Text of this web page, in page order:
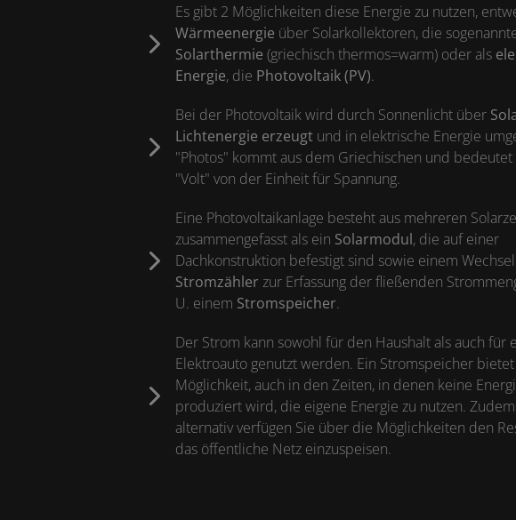
Es gibt 2 Möglichkeiten diese Energie zu nutzen,
Wärmeenergie über Solarkollektoren, die
Solarthermie (griechisch thermos=warm) oder als
Energie, die Photovoltaik (PV).
Bei der Photovoltaik wird durch Sonnenlicht über
Lichtenergie erzeugt und in elektrische Energie
"Photos" kommt aus dem Griechischen und bedeutet
"Volt" von der Einheit für Spannung.
Eine Photovoltaikanlage besteht aus mehreren
zusammengefasst als ein Solarmodul, die auf einer
Dachkonstruktion befestigt sind sowie einem
Stromzähler zur Erfassung der fließenden
U. einem Stromspeicher.
Der Strom kann sowohl für den Haushalt als auch für
Elektroauto genutzt werden. Ein Stromspeicher
Möglichkeit, auch in den Zeiten, in denen keine
produziert wird, die eigene Energie zu nutzen.
alternativ verfügen Sie über die Möglichkeiten den
das öffentliche Netz einzuspeisen.